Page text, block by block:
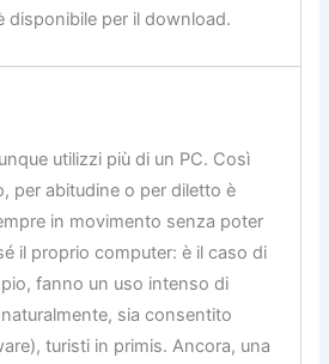
disponibile per il download.
utilizzi più di un PC. Così
per abitudine o per diletto è
in movimento senza poter
il proprio computer: è il caso di
fanno un uso intenso di
sia consentito
turisti in primis. Ancora, una